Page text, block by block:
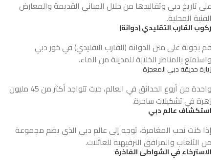
على تاريخ دبي وتقاليدها من خلال المباني القديمة والمعارض
الفنية المحلية.
ركوب القارب التقليدي (دوانة)
قم بجولة على متن الدوانة (القارب التقليدي) في خور دبي
واستمتع بالمناظر الخلابة للمدينة من الماء.
زيارة حديقة دبي المعجزة
واحدة من أروع الحدائق في العالم، حيث تتواجد أكثر من 45 مليون
زهرة في تشكيلات ساحرة.
استكشاف عالم دبي
إذا كنت تحب المغامرة، توجه إلى عالم دبي الذي يضم مجموعة
من الألعاب والمرافق الترفيهية للعائلات.
الاسترخاء في الشواطئ الفاخرة